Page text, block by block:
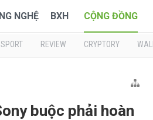
NGHỆ BXH CỘNG ĐỒNG
REVIEW CRYPTORY
buộc phải hoàn